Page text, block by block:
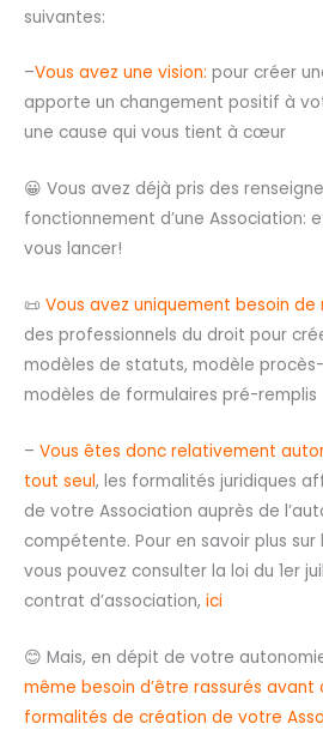
suivantes:
–Vous avez une vision: pour créer
apporte un changement positif à
une cause qui vous tient à cœur
😀 Vous avez déjà pris des
fonctionnement d’une Association:
vous lancer!
📜 Vous avez uniquement besoin
des professionnels du droit pour
modèles de statuts, modèle
modèles de formulaires pré-remplis
– Vous êtes donc relativement
tout seul, les formalités juridiques
de votre Association auprès de
compétente. Pour en savoir plus
vous pouvez consulter la loi du 1er
contrat d’association, ici
😊 Mais, en dépit de votre
même besoin d’être rassurés
formalités de création de votre